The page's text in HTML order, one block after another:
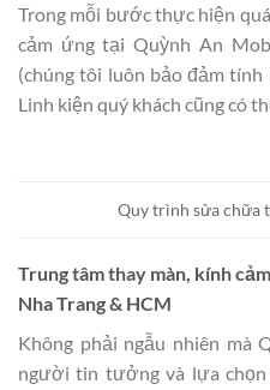
Trong mỗi bước thực hiện
cảm ứng tại Quỳnh An
(chúng tôi luôn bảo đảm tính
Linh kiện quý khách cũng có
Quy trình sửa chữa
Trung tâm thay màn, kính
Nha Trang & HCM
Không phải ngẫu nhiên mà
người tin tưởng và lựa